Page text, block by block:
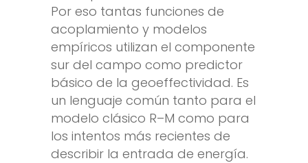
Por eso tantas funciones de
acoplamiento y modelos
empíricos utilizan el componente
sur del campo como predictor
básico de la geoeffectividad. Es
un lenguaje común tanto para el
modelo clásico R–M como para
los intentos más recientes de
describir la entrada de energía.